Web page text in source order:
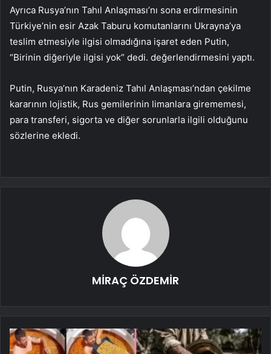
Ayrıca Rusya’nın Tahıl Anlaşması’nı sona erdirmesinin
Türkiye’nin esir Azak Taburu komutanlarını Ukrayna’ya
teslim etmesiyle ilgisi olmadığına işaret eden Putin,
“Birinin diğeriyle ilgisi yok” dedi. değerlendirmesini yaptı.
Putin, Rusya’nın Karadeniz Tahıl Anlaşması’ndan çekilme
kararının lojistik, Rus gemilerinin limanlara girememesi,
para transferi, sigorta ve diğer sorunlarla ilgili olduğunu
sözlerine ekledi.
MİRAÇ ÖZDEMİR